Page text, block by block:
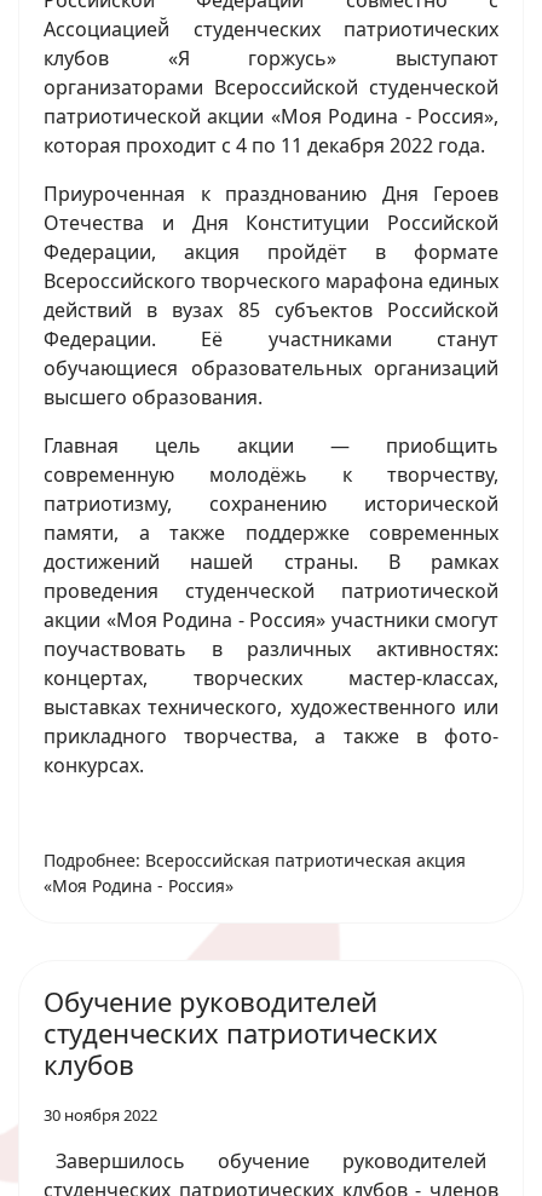
Ассоциацией̆ студенческих патриотических
клубов «Я горжусь» выступают
организаторами Всероссийской студенческой
патриотической акции «Моя Родина - Россия»,
которая проходит с 4 по 11 декабря 2022 года.
Приуроченная к празднованию Дня Героев
Отечества и Дня Конституции Российской
Федерации, акция пройдёт в формате
Всероссийского творческого марафона единых
действий в вузах 85 субъектов Российской
Федерации. Её участниками станут
обучающиеся образовательных организаций
высшего образования.
Главная цель акции — приобщить
современную молодёжь к творчеству,
патриотизму, сохранению исторической
памяти, а также поддержке современных
достижений нашей страны. В рамках
проведения студенческой патриотической
акции «Моя Родина - Россия» участники смогут
поучаствовать в различных активностях:
концертах, творческих мастер-классах,
выставках технического, художественного или
прикладного творчества, а также в фото-
конкурсах.
Подробнее: Всероссийская патриотическая акция
«Моя Родина - Россия»
Обучение руководителей
студенческих патриотических
клубов
30 ноября 2022
Завершилось обучение руководителей
студенческих патриотических клубов - членов